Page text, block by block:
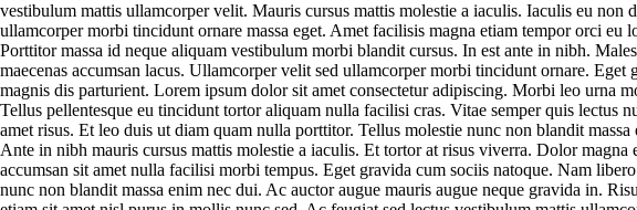
vestibulum mattis ullamcorper velit. Mauris cursus mattis molestie a iaculis. Iaculis eu non
ullamcorper morbi tincidunt ornare massa eget. Amet facilisis magna etiam tempor orci eu
Porttitor massa id neque aliquam vestibulum morbi blandit cursus. In est ante in nibh.
maecenas accumsan lacus. Ullamcorper velit sed ullamcorper morbi tincidunt ornare. Eget
magnis dis parturient. Lorem ipsum dolor sit amet consectetur adipiscing. Morbi leo urna
Tellus pellentesque eu tincidunt tortor aliquam nulla facilisi cras. Vitae semper quis lectus
amet risus. Et leo duis ut diam quam nulla porttitor. Tellus molestie nunc non blandit massa
Ante in nibh mauris cursus mattis molestie a iaculis. Et tortor at risus viverra. Dolor magna
accumsan sit amet nulla facilisi morbi tempus. Eget gravida cum sociis natoque. Nam
nunc non blandit massa enim nec dui. Ac auctor augue mauris augue neque gravida in.